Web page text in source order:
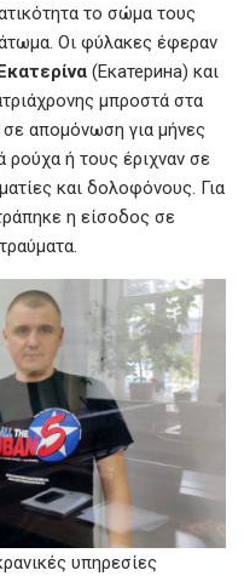
το σώμα τους
Οι φύλακες έφεραν
(Екатерина) και
μπροστά στα
σε απομόνωση για μήνες
ρούχα ή τους έριχναν σε
και δολοφόνους. Για
η είσοδος σε
υπηρεσίες